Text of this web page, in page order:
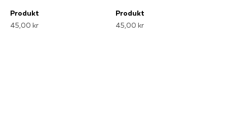
Produkt
45,00 kr
Produkt
45,00 kr